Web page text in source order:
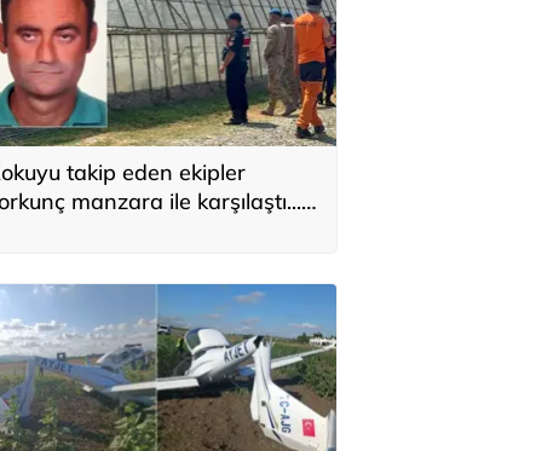
takip eden ekipler
manzara ile karşılaştı...